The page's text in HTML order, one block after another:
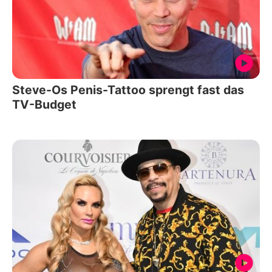
Steve-Os Penis-Tattoo sprengt fast das
TV-Budget